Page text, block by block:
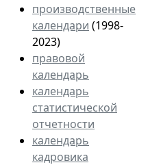
производственные
календари (1998-
2023)
правовой
календарь
календарь
статистической
отчетности
календарь
кадровика